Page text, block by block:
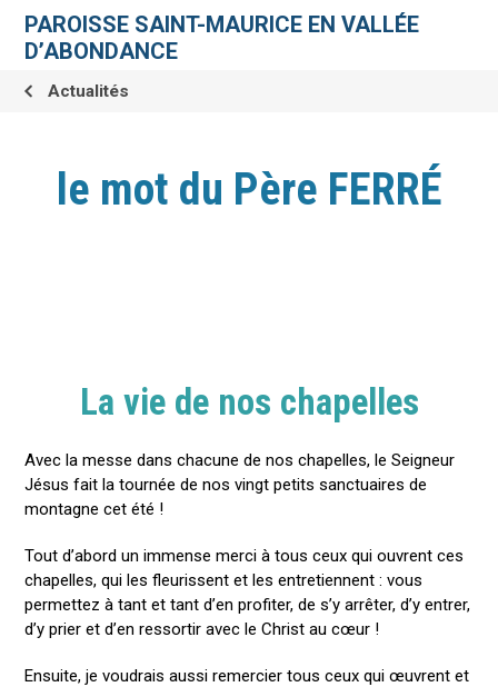
contenu.
navigation
personnelsPAROISSE SAINT-MAURICE EN VALLÉE
D’ABONDANCE
Actualités
le mot du Père FERRÉ
La vie de nos chapelles
Avec la messe dans chacune de nos chapelles, le Seigneur
Jésus fait la tournée de nos vingt petits sanctuaires de
montagne cet été !
Tout d’abord un immense merci à tous ceux qui ouvrent ces
chapelles, qui les fleurissent et les entretiennent : vous
permettez à tant et tant d’en profiter, de s’y arrêter, d’y entrer,
d’y prier et d’en ressortir avec le Christ au cœur !
Ensuite, je voudrais aussi remercier tous ceux qui œuvrent et